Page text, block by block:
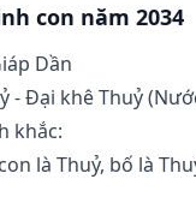
con năm 2034
Dần
- Đại khê Thuỷ
khắc:
là Thuỷ, bố là